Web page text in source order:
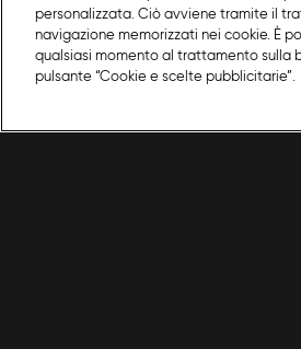
personalizzata. Ciò avviene tramite il
navigazione memorizzati nei cookie. È
qualsiasi momento al trattamento sulla
pulsante “Cookie e scelte pubblicitarie”.